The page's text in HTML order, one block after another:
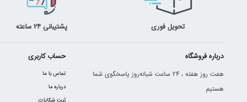
تحویل فوری پشتیبانی ۲۴ ساعته
درباره فروشگاه
هفت روز هفته ، ۲۴ ساعت شبانه‌روز پاسخگوی شما
هستیم
حساب کاربری
تماس با ما
درباره ما